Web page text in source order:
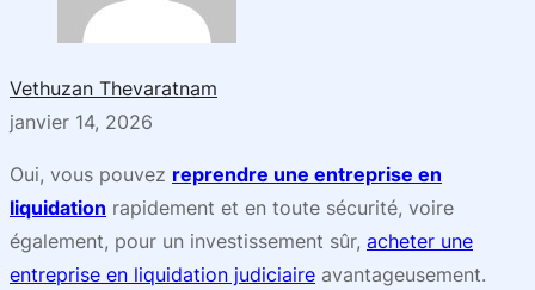
Vethuzan Thevaratnam
janvier 14, 2026
Oui, vous pouvez reprendre une entreprise en
liquidation rapidement et en toute sécurité, voire
également, pour un investissement sûr, acheter une
entreprise en liquidation judiciaire avantageusement.